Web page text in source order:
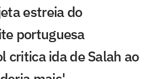
estreia do
portuguesa
critica ida de Salah ao